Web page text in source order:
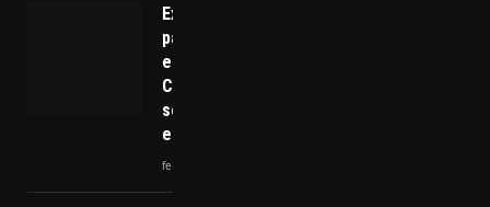
Exercício físico
para
empreendedores:
Como encaixar
sem virar um
empecilho?
fevereiro 4, 2026